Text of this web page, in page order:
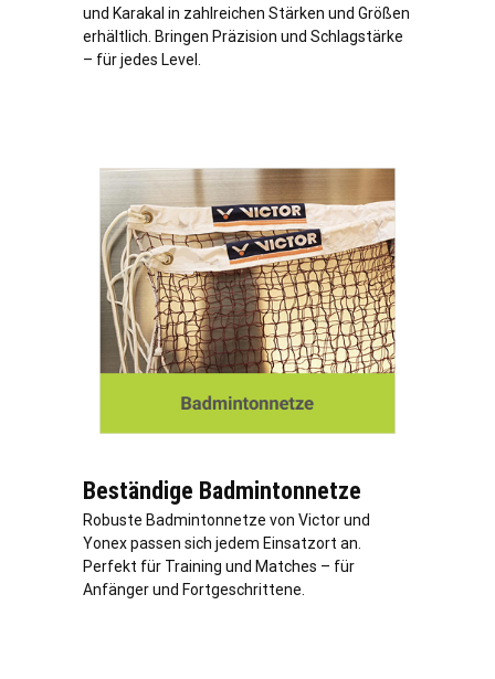
und Karakal in zahlreichen Stärken und Größen
erhältlich. Bringen Präzision und Schlagstärke
– für jedes Level.
Beständige Badmintonnetze
Robuste Badmintonnetze von Victor und
Yonex passen sich jedem Einsatzort an.
Perfekt für Training und Matches – für
Anfänger und Fortgeschrittene.